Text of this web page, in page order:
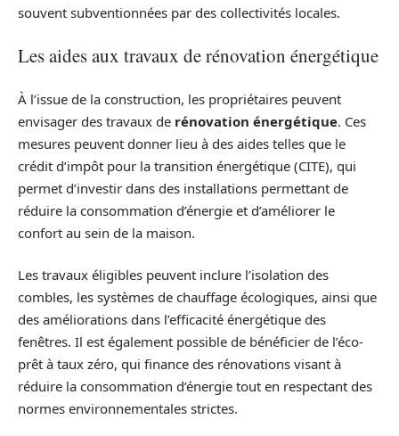
souvent subventionnées par des collectivités locales.
Les aides aux travaux de rénovation énergétique
À l’issue de la construction, les propriétaires peuvent
envisager des travaux de rénovation énergétique. Ces
mesures peuvent donner lieu à des aides telles que le
crédit d’impôt pour la transition énergétique (CITE), qui
permet d’investir dans des installations permettant de
réduire la consommation d’énergie et d’améliorer le
confort au sein de la maison.
Les travaux éligibles peuvent inclure l’isolation des
combles, les systèmes de chauffage écologiques, ainsi que
des améliorations dans l’efficacité énergétique des
fenêtres. Il est également possible de bénéficier de l’éco-
prêt à taux zéro, qui finance des rénovations visant à
réduire la consommation d’énergie tout en respectant des
normes environnementales strictes.